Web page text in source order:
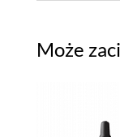
Może